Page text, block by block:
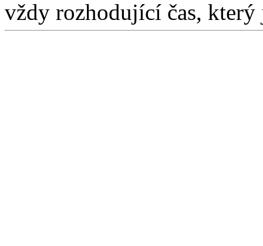
vždy rozhodující čas, který